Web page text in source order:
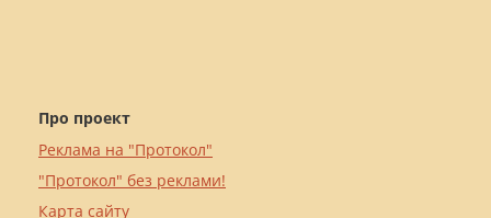
Про проект
Реклама на "Протокол"
"Протокол" без реклами!
Карта сайту